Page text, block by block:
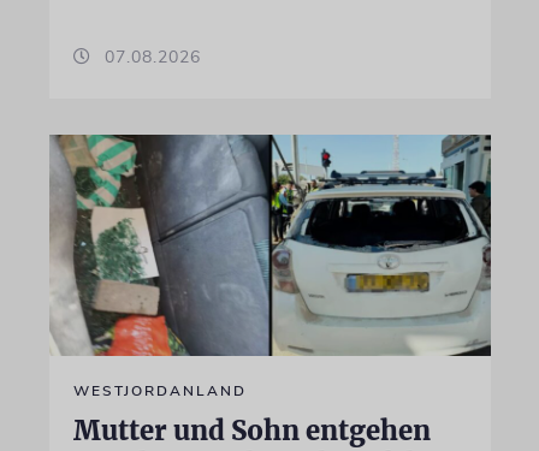
07.08.2026
WESTJORDANLAND
Mutter und Sohn entgehen